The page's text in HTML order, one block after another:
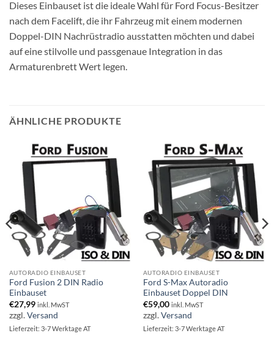
Dieses Einbauset ist die ideale Wahl für Ford Focus-Besitzer
nach dem Facelift, die ihr Fahrzeug mit einem modernen
Doppel-DIN Nachrüstradio ausstatten möchten und dabei
auf eine stilvolle und passgenaue Integration in das
Armaturenbrett Wert legen.
ÄHNLICHE PRODUKTE
AUTORADIO EINBAUSET
Ford Fusion 2 DIN Radio
Einbauset
€27,99 inkl. MwST
zzgl.Versand
Lieferzeit: 3-7 Werktage AT
AUTORADIO EINBAUSET
Ford S-Max Autoradio
Einbauset Doppel DIN
€59,00 inkl. MwST
zzgl.Versand
Lieferzeit: 3-7 Werktage AT